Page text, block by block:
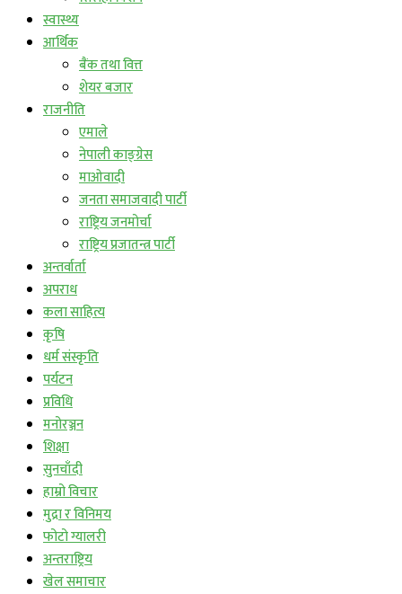
स्वास्थ्य
आर्थिक
बैंक तथा वित्त
शेयर बजार
राजनीति
एमाले
नेपाली काङ्ग्रेस
माओवादी
जनता समाजवादी पार्टी
राष्ट्रिय जनमोर्चा
राष्ट्रिय प्रजातन्त्र पार्टी
अन्तर्वार्ता
अपराध
कला साहित्य
कृषि
धर्म संस्कृति
पर्यटन
प्रविधि
मनोरञ्जन
शिक्षा
सुनचाँदी
हाम्रो विचार
मुद्रा र विनिमय
फोटो ग्यालरी
अन्तराष्ट्रिय
खेल समाचार